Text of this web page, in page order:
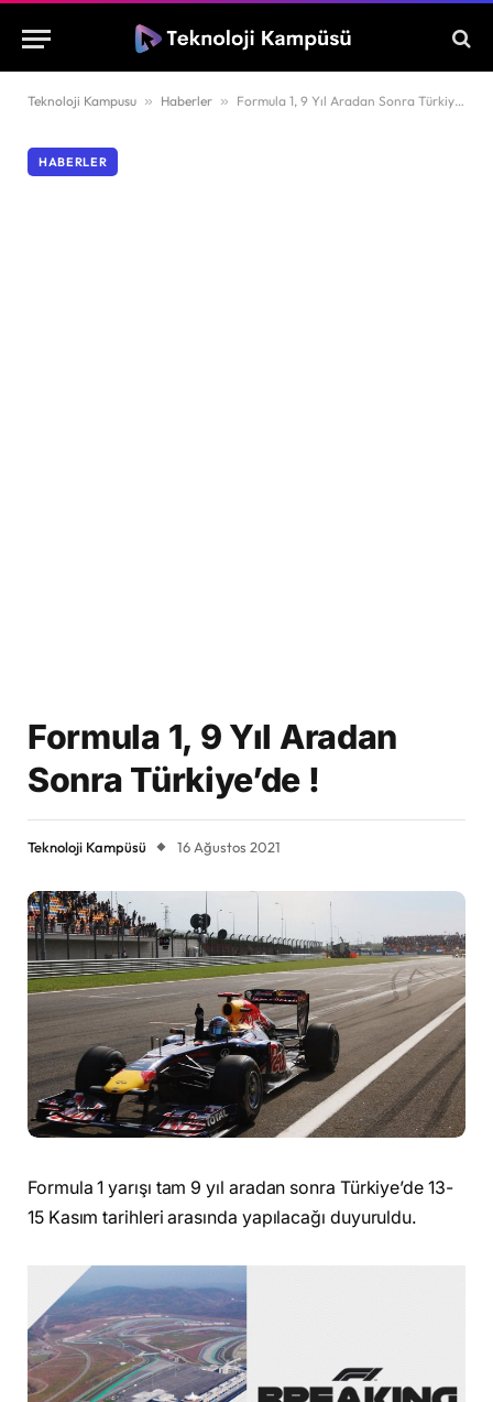
Teknoloji Kampusu » Haberler » Formula 1, 9 Yıl Aradan Sonra Türkiye’de !
HABERLER
Formula 1, 9 Yıl Aradan
Sonra Türkiye’de !
Teknoloji Kampüsü 16 Ağustos 2021
Formula 1 yarışı tam 9 yıl aradan sonra Türkiye’de 13-
15 Kasım tarihleri arasında yapılacağı duyuruldu.